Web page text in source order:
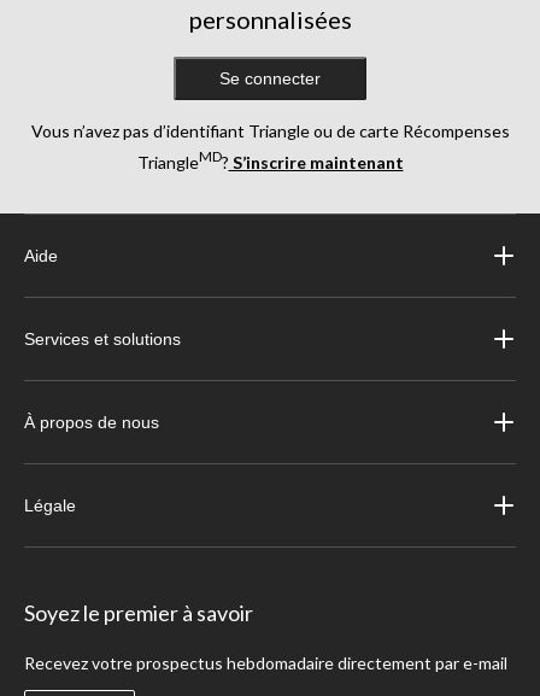
personnalisées
Se connecter
Vous n’avez pas d’identifiant Triangle ou de carte Récompenses
TriangleMD? S’inscrire maintenant
Aide
Services et solutions
À propos de nous
Légale
Soyez le premier à savoir
Recevez votre prospectus hebdomadaire directement par e-mail